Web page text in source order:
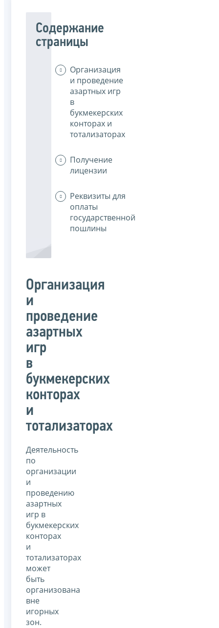
Содержание
страницы
Организация
и проведение
азартных игр
в
букмекерских
конторах и
тотализаторах
Получение
лицензии
Реквизиты для
оплаты
государственной
пошлины
Организация
и
проведение
азартных
игр
в
букмекерских
конторах
и
тотализаторах
Деятельность
по
организации
и
проведению
азартных
игр в
букмекерских
конторах
и
тотализаторах
может
быть
организована
вне
игорных
зон.